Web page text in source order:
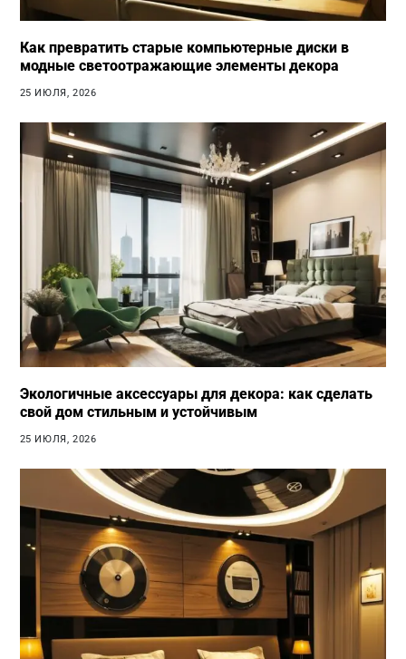
Как превратить старые компьютерные диски в
модные светоотражающие элементы декора
25 ИЮЛЯ, 2026
Экологичные аксессуары для декора: как сделать
свой дом стильным и устойчивым
25 ИЮЛЯ, 2026